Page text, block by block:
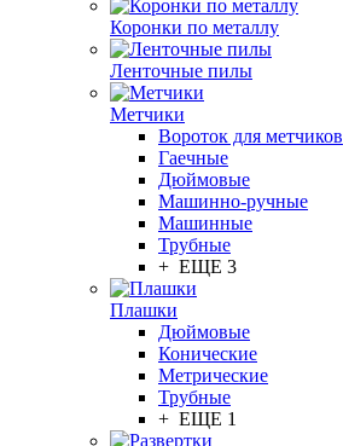
Коронки по металлу
Ленточные пилы
Метчики
Вороток для метчиков
Гаечные
Дюймовые
Машинно-ручные
Машинные
Трубные
+ ЕЩЕ 3
Плашки
Дюймовые
Конические
Метрические
Трубные
+ ЕЩЕ 1